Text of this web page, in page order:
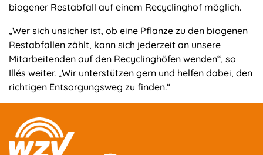
biogener Restabfall auf einem Recyclinghof möglich.
„Wer sich unsicher ist, ob eine Pflanze zu den biogenen
Restabfällen zählt, kann sich jederzeit an unsere
Mitarbeitenden auf den Recyclinghöfen wenden“, so
Illés weiter. „Wir unterstützen gern und helfen dabei, den
richtigen Entsorgungsweg zu finden.“